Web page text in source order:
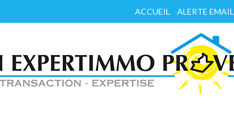
ACCUEIL ALERTE EMAIL